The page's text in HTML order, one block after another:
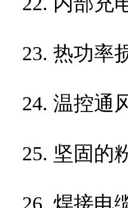
23. 热功率
24. 温控通
25. 坚固的